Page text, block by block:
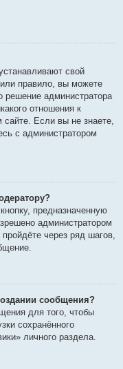
свой
правило, вы можете
решение администратора
отношения к
Если вы не знаете,
с администратором
предназначенную
администратором
через ряд шагов,
сообщения?
для того, чтобы
сохранённого
личного раздела.